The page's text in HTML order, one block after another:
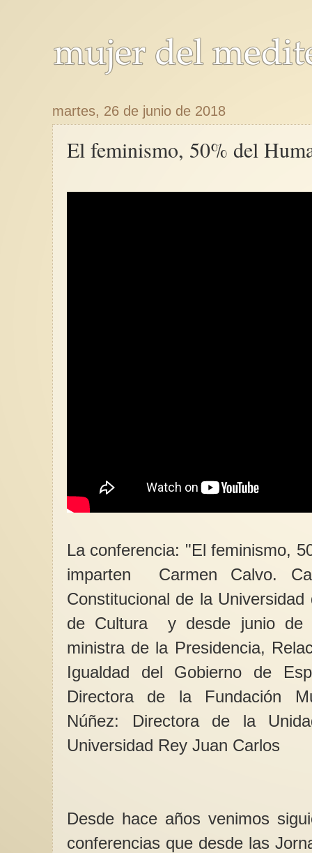
martes, 26 de junio de 2018
El feminismo, 50% del
La conferencia: "El feminismo,
imparten Carmen Calvo.
Constitucional de la
de Cultura y desde junio de
ministra de la Presidencia,
Igualdad del Gobierno de
Directora de la Fundación
Núñez: Directora de la
Universidad Rey Juan Carlos
Desde hace años venimos
conferencias que desde las
seguridad para las
México